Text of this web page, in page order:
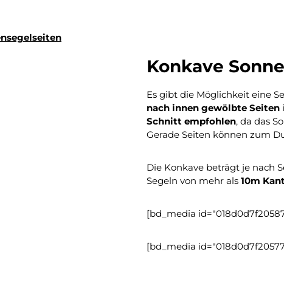
Konkave
Es gibt die Möglichkeit eine
nach innen gewölbte Seiten
Schnitt empfohlen, da das
Gerade Seiten können zum
Die Konkave beträgt je nach
Segeln von mehr als 10m
[bd_media
[bd_media